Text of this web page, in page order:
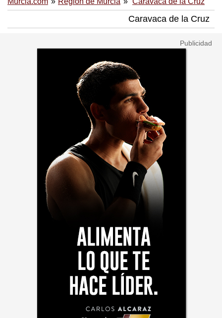
Caravaca de la Cruz